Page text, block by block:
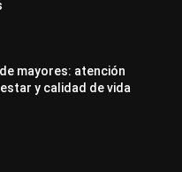
mayores: atención
y calidad de vida